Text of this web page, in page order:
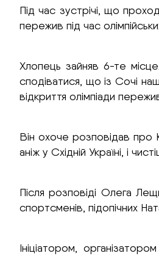
Під час зустрічі, що
пережив під час
Хлопець зайняв 6-те
сподіватися, що із Сочі
відкриття олімпіади
Він охоче розповідав про
аніж у Східній Україні, і
Після розповіді Олега
спортсменів, підопічних
Ініціатором,